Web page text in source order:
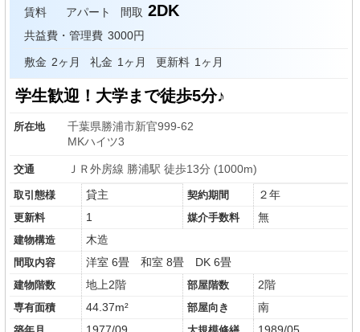
賃料 アパート 間取 2DK
共益費・管理費 3000円
敷金 2ヶ月 礼金 1ヶ月 更新料 1ヶ月
学生歓迎！大学まで徒歩5分♪
所在地
千葉県勝浦市新官999-62
MKハイツ3
交通 ＪＲ外房線 勝浦駅 徒歩13分 (1000m)
取引態様 貸主 契約期間 ２年
更新料 1 媒介手数料 無
建物構造 木造
間取内容 洋室 6畳 和室 8畳 DK 6畳
建物階数 地上2階 部屋階数 2階
専有面積 44.37m² 部屋向き 南
1977/09 1989/05